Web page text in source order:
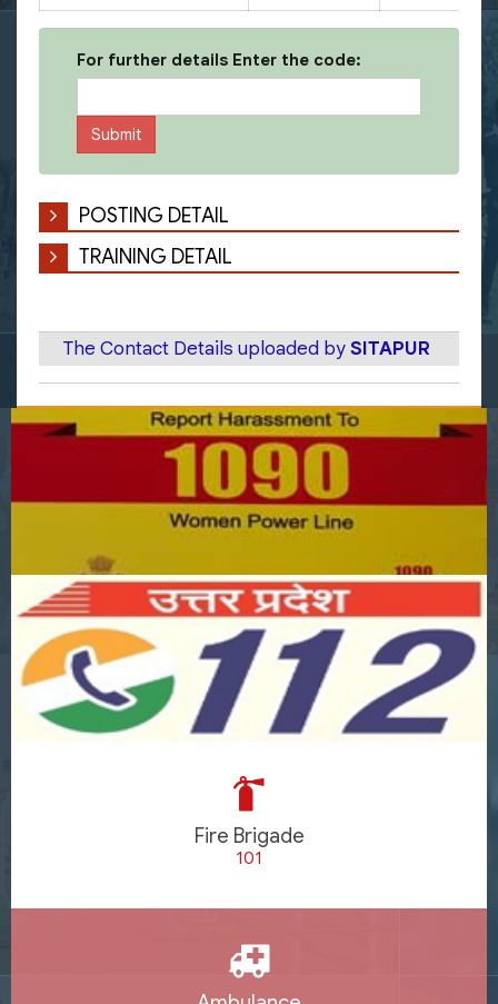
For further details Enter the code:
POSTING DETAIL
TRAINING DETAIL
The Contact Details uploaded bySITAPUR
Fire Brigade
101